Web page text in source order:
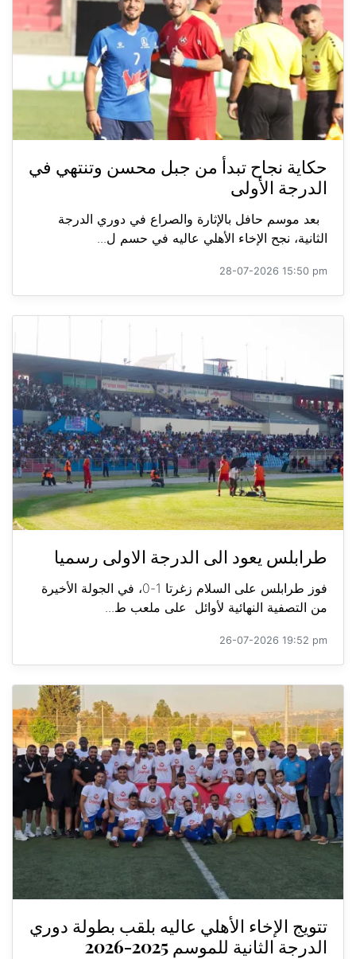
حكاية نجاح تبدأ من جبل محسن وتنتهي في
الدرجة الأولى
بعد موسم حافل بالإثارة والصراع في دوري الدرجة
الثانية، نجح الإخاء الأهلي عاليه في حسم ل...
28-07-2026 15:50 pm
طرابلس يعود الى الدرجة الاولى رسميا
فوز طرابلس على السلام زغرتا 1-0، في الجولة الأخيرة
من التصفية النهائية لأوائل على ملعب ط...
26-07-2026 19:52 pm
تتويج الإخاء الأهلي عاليه بلقب بطولة دوري
الدرجة الثانية للموسم 2025-2026